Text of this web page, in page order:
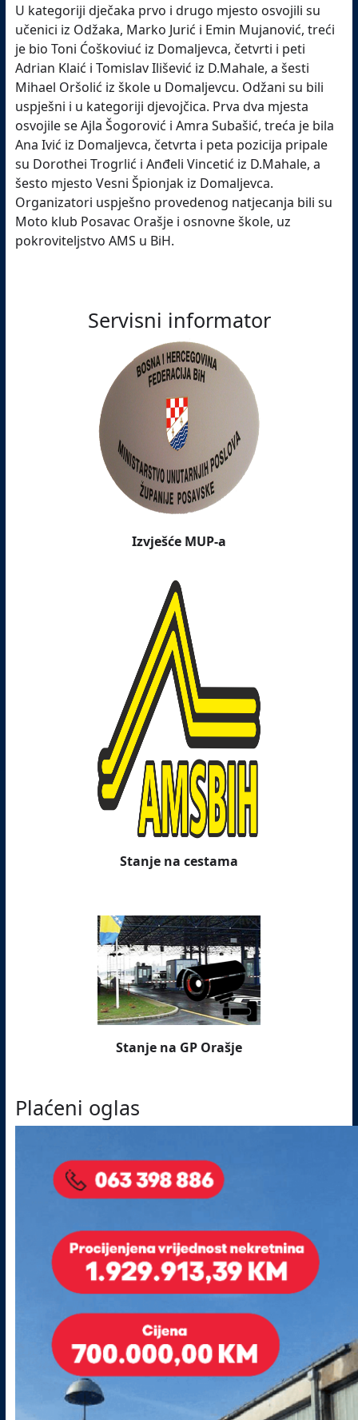
U kategoriji dječaka prvo i drugo mjesto osvojili su
učenici iz Odžaka, Marko Jurić i Emin Mujanović, treći
je bio Toni Ćoškoviuć iz Domaljevca, četvrti i peti
Adrian Klaić i Tomislav Ilišević iz D.Mahale, a šesti
Mihael Oršolić iz škole u Domaljevcu. Odžani su bili
uspješni i u kategoriji djevojčica. Prva dva mjesta
osvojile se Ajla Šogorović i Amra Subašić, treća je bila
Ana Ivić iz Domaljevca, četvrta i peta pozicija pripale
su Dorothei Trogrlić i Anđeli Vincetić iz D.Mahale, a
šesto mjesto Vesni Špionjak iz Domaljevca.
Organizatori uspješno provedenog natjecanja bili su
Moto klub Posavac Orašje i osnovne škole, uz
pokroviteljstvo AMS u BiH.
Servisni informator
Izvješće MUP-a
Stanje na cestama
Stanje na GP Orašje
Plaćeni oglas